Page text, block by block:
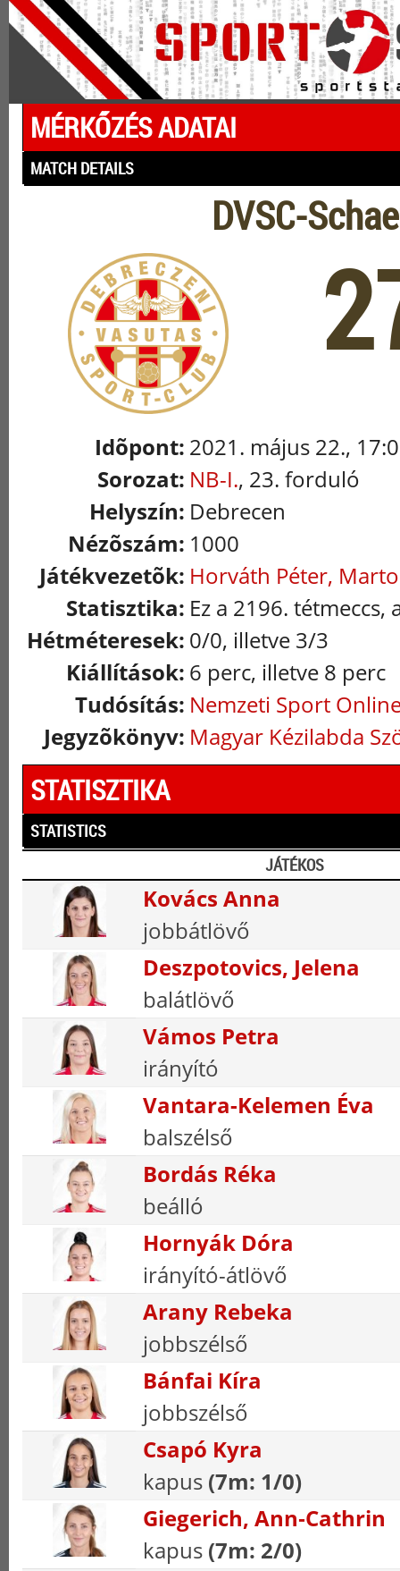
MÉRKŐZÉS ADATAI
MATCH DETAILS
DVSC-
Idõpont: 2021. május 22.,
Sorozat: NB-I., 23. forduló
Helyszín: Debrecen
Nézõszám: 1000
Játékvezetõk: Horváth Péter,
Statisztika: Ez a 2196. tétmeccs,
Hétméteresek: 0/0, illetve 3/3
Kiállítások: 6 perc, illetve 8 perc
Tudósítás: Nemzeti Sport
Jegyzõkönyv: Magyar Kézilabda
STATISZTIKA
STATISTICS
JÁTÉKOS
Kovács Anna
jobbátlövő
Deszpotovics, Jelena
balátlövő
Vámos Petra
irányító
Vantara-Kelemen Éva
balszélső
Bordás Réka
beálló
Hornyák Dóra
irányító-átlövő
Arany Rebeka
jobbszélső
Bánfai Kíra
jobbszélső
Csapó Kyra
kapus (7m: 1/0)
Giegerich, Ann‑Cathrin
kapus (7m: 2/0)